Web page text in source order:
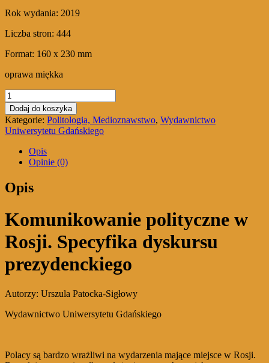
Rok wydania: 2019
Liczba stron: 444
Format: 160 x 230 mm
oprawa miękka
ilość
Komunikowanie
polityczne
w
Rosji.
Specyfika
dyskursu
prezydenckiego
Dodaj do koszyka
Kategorie: Politologia, Medioznawstwo, Wydawnictwo
Uniwersytetu Gdańskiego
Opis
Opinie (0)
Opis
Komunikowanie polityczne w
Rosji. Specyfika dyskursu
prezydenckiego
Autorzy: Urszula Patocka-Sigłowy
Wydawnictwo Uniwersytetu Gdańskiego
Polacy są bardzo wrażliwi na wydarzenia mające miejsce w Rosji.